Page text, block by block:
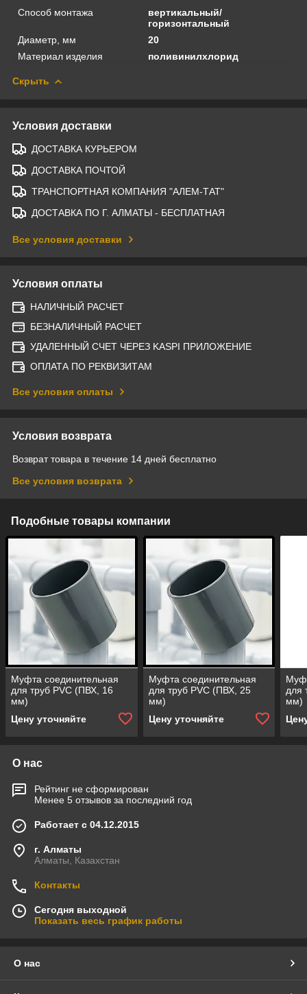
Способ монтажа
вертикальный/
горизонтальный
Диаметр, мм
20
Материал изделия
поливинилхлорид
Скрыть
Условия доставки
ДОСТАВКА КУРЬЕРОМ
ДОСТАВКА ПОЧТОЙ
ТРАНСПОРТНАЯ КОМПАНИЯ "АЛЕМ-ТАТ"
ДОСТАВКА ПО Г. АЛМАТЫ - БЕСПЛАТНАЯ
Все условия доставки
Условия оплаты
НАЛИЧНЫЙ РАСЧЕТ
БЕЗНАЛИЧНЫЙ РАСЧЕТ
УДАЛЕННЫЙ СЧЕТ ЧЕРЕЗ KASPI ПРИЛОЖЕНИЕ
ОПЛАТА ПО РЕКВИЗИТАМ
Все условия оплаты
Условия возврата
Возврат товара в течение 14 дней бесплатно
Все условия возврата
Подобные товары компании
Муфта соединительная
для труб PVC (ПВХ, 16
мм)
Цену уточняйте
Муфта соединительная
для труб PVC (ПВХ, 25
мм)
Цену уточняйте
для
мм)
О нас
Рейтинг не сформирован
Менее 5 отзывов за последний год
Работает с 04.12.2015
г. Алматы
Алматы, Казахстан
Контакты
Сегодня выходной
Показать весь график работы
О нас